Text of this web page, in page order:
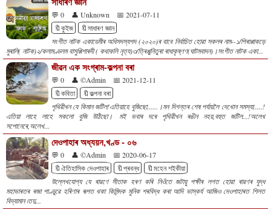
সাধাৰণ জ্ঞান
💬 0 👤 Unknown
📅 2021-07-11
🔖কুইজ
🔖সাধাৰণ জ্ঞান
সংগীত নাটক একাডেমীৰ অধিসদস্যপদ (২০২০)ৰ বাবে নিৰ্বাচিত হোৱা সকলৰ নাম--১/পিৰাপ্পাকড়ে
মুৰালি( নাটক)২/কলামণ্ডলম বাসুপ্পিশাৰদী ( কথাকলি নৃত্য)৩/ত্ৰিপ্পুনিতুৰা ৰাধাকৃষ্ণণ(ঘাটমবাদন)।সংগীত নাটক একা...
জীৱন এক সংগ্ৰাম-কল্পনা বৰা
💬 0 👤 ©Admin
📅 2021-12-11
🔖কবিতা
🔖কল্পনা বৰা
পৃথিৱীখন যে কিমান জটিল!এতিয়াহে বুজিছো......।মন দিগন্তৰ শেষ পৰ্যায়লৈ দেখোন সমস্যা.....!
এতিয়া লাহে লাহে সকলো বুজি উঠিছো। মই ভবাৰ দৰে পৃথিৱীখন ৰঙীন নহয়,বহুত জটিল...!অলেখ
সপোনেৰে,অলেখ...
দেওপাহাৰ অধ্যয়ন,খণ্ড - ০৬
💬 0 👤 ©Admin
📅 2020-06-17
🔖ঐতিহাসিক দেওপাহাৰ
🔖প্ৰবন্ধ
🔖মহেন শইকীয়া
উল্লেখযোগ্য যে ৰাৱণে সীতাক হৰণ কৰি নিওঁতে জটায়ু পক্ষীৰ লগত হোৱা ৰাৱণৰ যুদ্ধ
মহাভাৰতৰ ৰজা পাণ্ডুৱে হৰিণাৰ ৰূপত থকা কিমিন্দক মুনিক শৰবিদ্ধ কৰা আদি ভাস্কৰ্য আজিও দেওপাহাৰত শিলত
বিদ্যামান ৷তদু...